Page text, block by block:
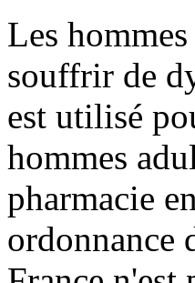
Les
souffrir de
est utilisé
hommes
pharmacie
ordonnance